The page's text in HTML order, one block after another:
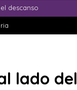
descanso
lado